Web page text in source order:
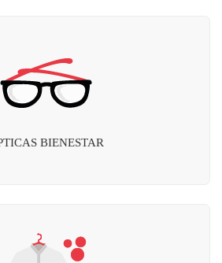
BIENESTAR